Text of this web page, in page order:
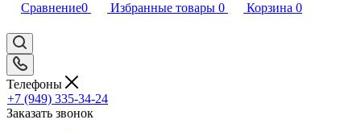
Сравнение0 Избранные товары 0 Корзина 0
Телефоны
+7 (949) 335-34-24
Заказать звонок